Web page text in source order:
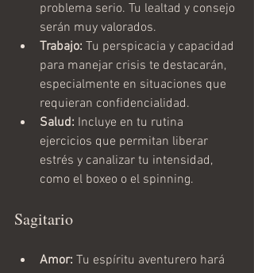
problema serio. Tu lealtad y consejo
serán muy valorados.
Trabajo: Tu perspicacia y capacidad
para manejar crisis te destacarán,
especialmente en situaciones que
requieran confidencialidad.
Salud: Incluye en tu rutina
ejercicios que permitan liberar
estrés y canalizar tu intensidad,
como el boxeo o el spinning.
Sagitario
Amor: Tu espíritu aventurero hará